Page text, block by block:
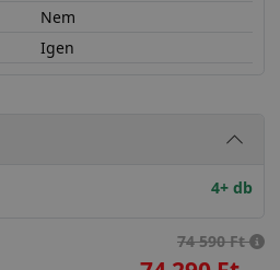
Nem
Igen
4+ db
74 590 Ft